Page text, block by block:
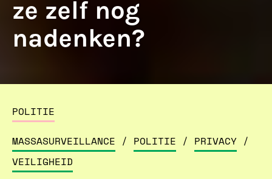
ze zelf nog
nadenken?
POLITIE
MASSASURVEILLANCE / POLITIE / PRIVACY /
VEILIGHEID